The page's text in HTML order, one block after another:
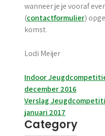
wanneer je je vooraf
(contactformulier)
komst.
Lodi Meijer
Post
Indoor
december 2016
Verslag
januari 2017
Category